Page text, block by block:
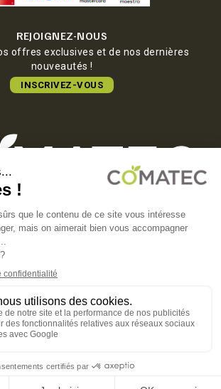
REJOIGNEZ-NOUS
offres exclusives et de nos dernières
nouveautés !
INSCRIVEZ-VOUS
COMATEC PACKAGING
François-Xavier Fafeur
Carcassonne, FRANCE
DE CONFIDENTIALITÉ
EN MATIÈRE DE COOKIES
CGV